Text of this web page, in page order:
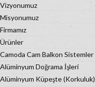
Vizyonumuz
Misyonumuz
Firmamız
Ürünler
Camoda Cam Balkon Sistemler
Alüminyum Doğrama İşleri
Alüminyum Küpeşte (Korkuluk)